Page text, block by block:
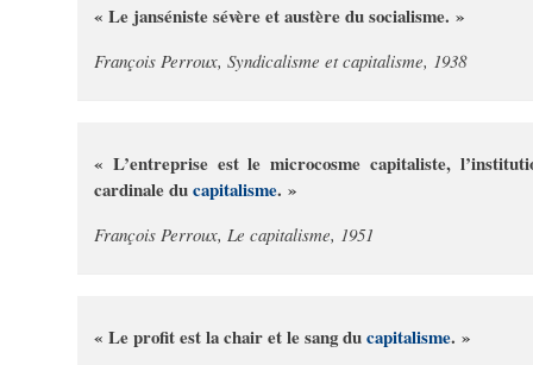
« Le janséniste sévère et austère du socialisme. »
François Perroux, Syndicalisme et capitalisme, 1938
« L’entreprise est le microcosme capitaliste,
cardinale ducapitalisme. »
François Perroux, Le capitalisme, 1951
« Le profit est la chair et le sang ducapitalisme. »